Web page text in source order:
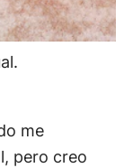
me
pero creo